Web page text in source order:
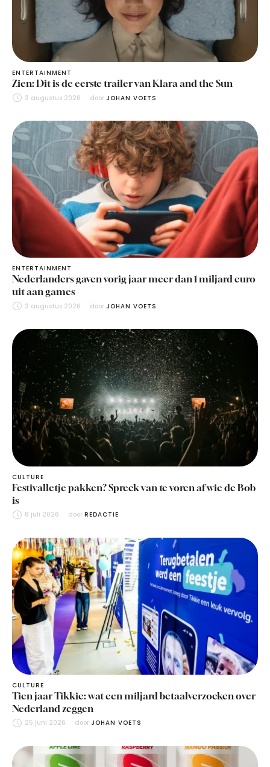
ENTERTAINMENT
Zien: Dit is de eerste trailer van Klara and the Sun
3 augustus 2026 door JOHAN VOETS
ENTERTAINMENT
Nederlanders gaven vorig jaar meer dan 1 miljard euro
uit aan games
3 augustus 2026 door JOHAN VOETS
CULTURE
Festivalletje pakken? Spreek van te voren af wie de Bob
is
8 juli 2026 door REDACTIE
CULTURE
Tien jaar Tikkie: wat een miljard betaalverzoeken over
Nederland zeggen
25 juni 2026 door JOHAN VOETS